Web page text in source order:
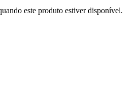
este produto estiver disponível.